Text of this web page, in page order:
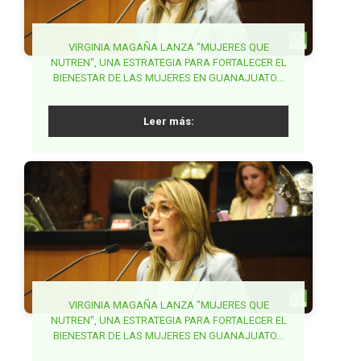
VIRGINIA MAGAÑA LANZA "MUJERES QUE
NUTREN", UNA ESTRATEGIA PARA FORTALECER EL
BIENESTAR DE LAS MUJERES EN GUANAJUATO...
Leer más:
VIRGINIA MAGAÑA LANZA "MUJERES QUE
NUTREN", UNA ESTRATEGIA PARA FORTALECER EL
BIENESTAR DE LAS MUJERES EN GUANAJUATO...
BUSCA PVEM SENADO ARMONIZAR LA
SECRETARÍA DE ANTICORRUPCIÓN Y BUEN
Leer más:
GARANTIZAR ESTABLECIMIENTOS DE VENTA DE
ALCOHOL LEJOS DE ESCUELAS EN MORELOS,
PARTIDO VERDE EXIGE ACCIONES COORDINADAS
PARA FRENAR FRAUDES EN TRÁMITES DE
PASAPORTE...
Leer más:
BUSCA MAKI ORTIZ GARANTIZAR DERECHO A LA
SALUD DE LA MUJER EN LA ETAPA POST
REPRODUCTIVA...